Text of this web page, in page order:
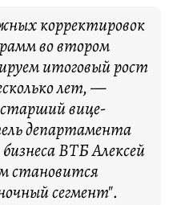
корректировок
во втором
итоговый рост
лет, —
вице-
департамента
ВТБ Алексей
становится
сегмент".